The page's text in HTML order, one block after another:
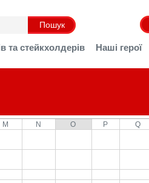
та стейкхолдерів Наші герої
M N O P Q